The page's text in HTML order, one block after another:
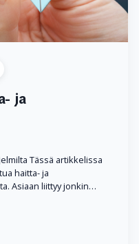
ja
Tässä artikkelissa
haitta- ja
Asiaan liittyy jonkin…